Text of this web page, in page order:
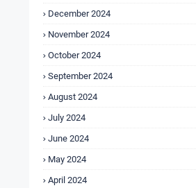
December 2024
November 2024
October 2024
September 2024
August 2024
July 2024
June 2024
May 2024
April 2024